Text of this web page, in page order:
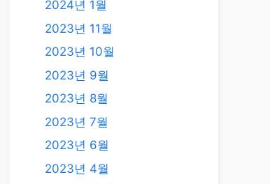
2024년 1월
2023년 11월
2023년 10월
2023년 9월
2023년 8월
2023년 7월
2023년 6월
2023년 4월